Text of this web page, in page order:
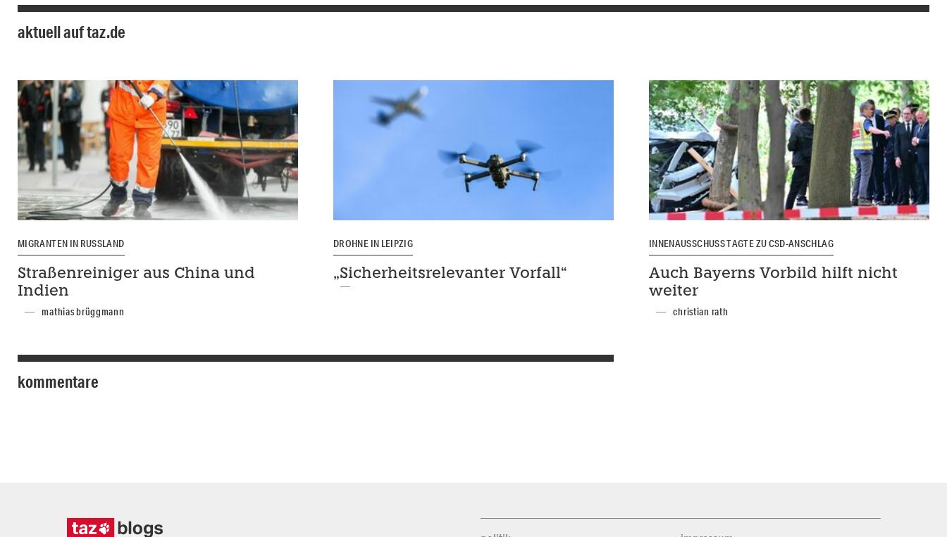
aktuell auf taz.de
MIGRANTEN IN RUSSLAND
Straßenreiniger aus China und
Indien
mathias brüggmann
DROHNE IN LEIPZIG
„Sicherheitsrelevanter Vorfall“
INNENAUSSCHUSS TAGTE ZU CSD-ANSCHLAG
Auch Bayerns Vorbild hilft nicht
weiter
christian rath
kommentare